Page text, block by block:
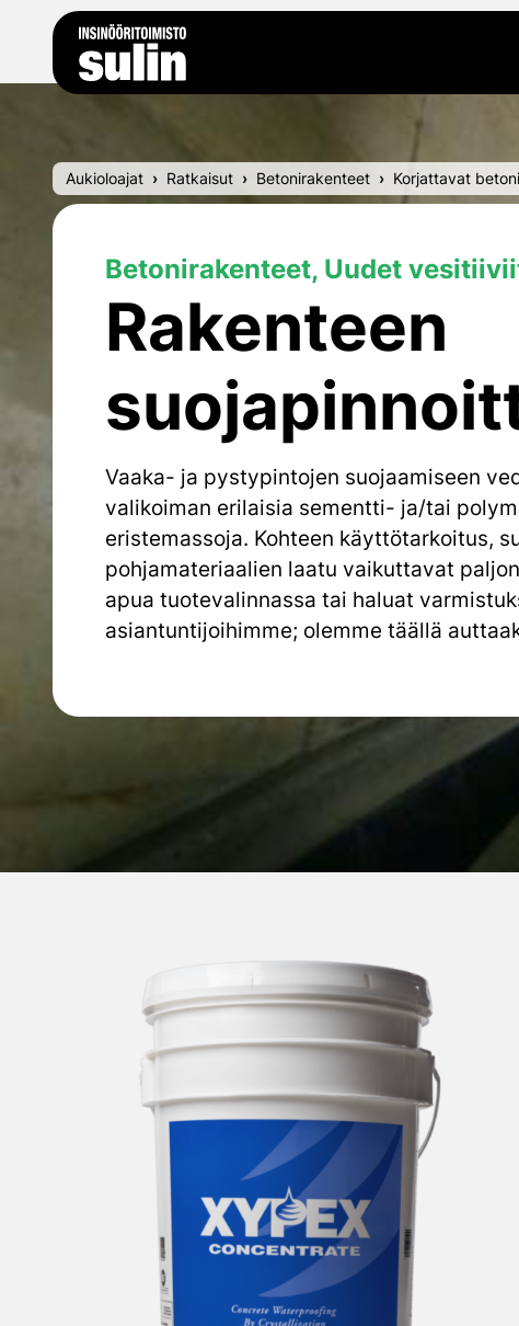
Siirry sisältöön
Aukioloajat Ratkaisut Betonirakenteet Korjattavat
Betonirakenteet, Uudet
Rakenteen
Vaaka- ja pystypintojen suojaamiseen
valikoiman erilaisia sementti- ja/tai
eristemassoja. Kohteen käyttötarkoitus,
pohjamateriaalien laatu vaikuttavat
apua tuotevalinnassa tai haluat
asiantuntijoihimme; olemme täällä